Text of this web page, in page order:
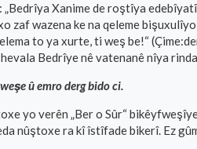
„Bedrîya Xanime de roştîya
zaf wazena ke na qeleme
to ya xurte, ti weş be!“
Bedrîye nê vatenanê nîya
û emro derg bido ci.
yo verên „Ber o Sûr“
nûştoxe ra kî îstîfade bikerî. Ez